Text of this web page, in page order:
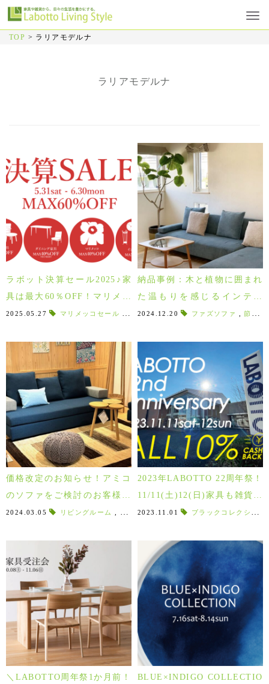
TOP > ラリアモデルナ
ラリアモデルナ
ラボット決算セール2025♪家
具は最大60％OFF！マリメッ
コの食器もお買得！
2025.05.27 マリメッコセール 決算SALE2025 , ２０２５年決算セール
納品事例：木と植物に囲まれ
た温もりを感じるインテリ
ア 須賀川市
2024.12.20 ファズソファ ,節のある家具
価格改定のお知らせ！アミコ
のソファをご検討のお客様お
急ぎください！
2024.03.05 リビングルーム ３Pソファ , 寝具 ,春のリビング&ダイニン
2023年LABOTTO 22周年祭！
11/11(土)12(日)家具も雑貨も
植物も全品10％現金還元！
2023.11.01 ブラックコレクション
＼LABOTTO周年祭1か月前！
BLUE×INDIGO COLLECTIO